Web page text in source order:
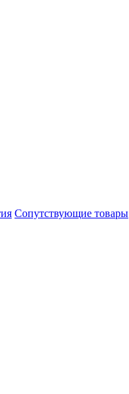
Сопутствующие товары